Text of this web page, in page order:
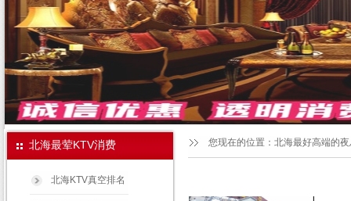
北海最荤KTV消费
北海KTV真空排名
您现在的位置： 北海最好高端的